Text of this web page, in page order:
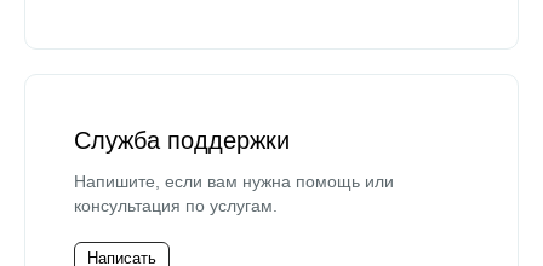
Служба поддержки
Напишите, если вам нужна помощь или
консультация по услугам.
Написать